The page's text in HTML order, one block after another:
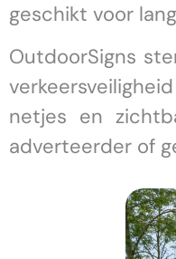
geschikt voor
OutdoorSigns
netjes en
adverteerder of